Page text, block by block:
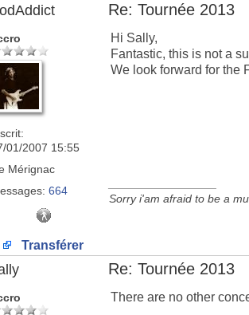
Re: Tournée 2013
01/2007 15:55
Mérignac
664
Hi Sally,
Fantastic, this is not a
We look forward for the
Sorry i'am afraid to be a
Transférer
Re: Tournée 2013
There are no other